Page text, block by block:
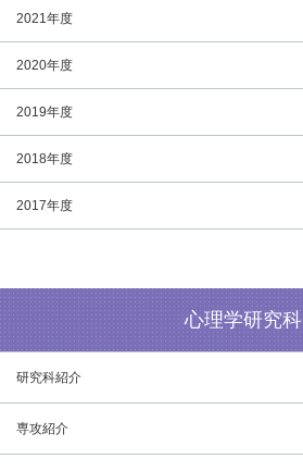
2021年度
2020年度
2019年度
2018年度
2017年度
心理学研究科
研究科紹介
専攻紹介